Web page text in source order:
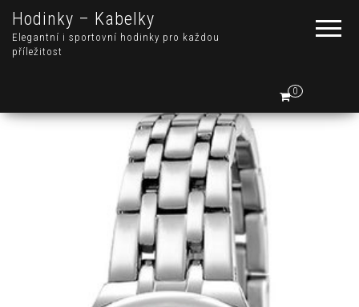
Hodinky – Kabelky
Elegantní i sportovní hodinky pro každou
příležitost
0